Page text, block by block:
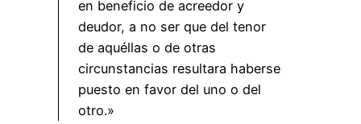
en beneficio de acreedor y
deudor, a no ser que del tenor
de aquéllas o de otras
circunstancias resultara haberse
puesto en favor del uno o del
otro.»